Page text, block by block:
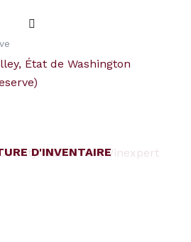
État de Washington
D'INVENTAIRE